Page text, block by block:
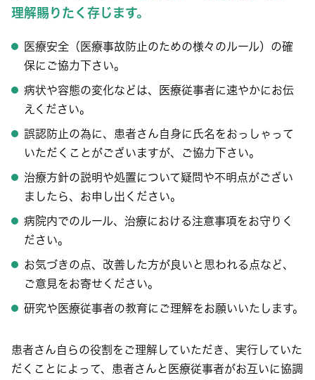
理解賜りたく存じます。
医療安全（医療事故防止のための様々のルール）の確
保にご協力下さい。
病状や容態の変化などは、医療従事者に速やかにお伝
えください。
誤認防止の為に、患者さん自身に氏名をおっしゃって
いただくことがございますが、ご協力下さい。
治療方針の説明や処置について疑問や不明点がござい
ましたら、お申し出ください。
病院内でのルール、治療における注意事項をお守りく
ださい。
お気づきの点、改善した方が良いと思われる点など、
ご意見をお寄せください。
研究や医療従事者の教育にご理解をお願いいたします。
患者さん自らの役割をご理解していただき、実行していた
だくことによって、患者さんと医療従事者がお互いに協調